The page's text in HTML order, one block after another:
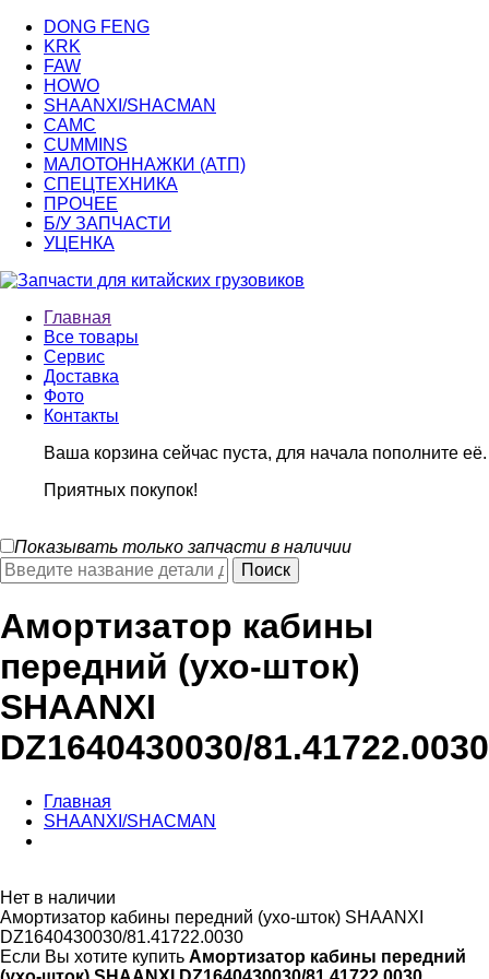
DONG FENG
KRK
FAW
HOWO
SHAANXI/SHACMAN
CAMC
CUMMINS
МАЛОТОННАЖКИ (АТП)
СПЕЦТЕХНИКА
ПРОЧЕЕ
Б/У ЗАПЧАСТИ
УЦЕНКА
Главная
Все товары
Сервис
Доставка
Фото
Контакты
Ваша корзина сейчас пуста, для начала пополните её.
Приятных покупок!
Показывать только запчасти в наличии
Амортизатор кабины
передний (ухо-шток)
SHAANXI
DZ1640430030/81.41722.0030
Главная
SHAANXI/SHACMAN
Нет в наличии
Амортизатор кабины передний (ухо-шток) SHAANXI
DZ1640430030/81.41722.0030
Если Вы хотите купить Амортизатор кабины передний